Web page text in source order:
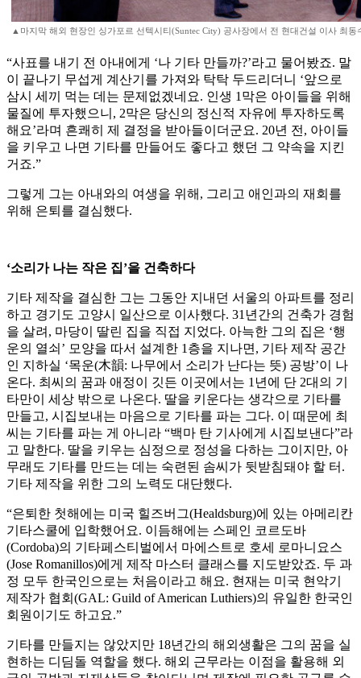
▲마지막 해외 현장인 싱가포르 선텍시티(Suntec City) 공사장에서 전 현대건설 이사 최동
“사표를 내기 전 아내에게 ‘나 기타 만들까?’라고 물어봤죠. 말
이 끝나기 무섭게 계산기를 가져와 탁탁 두드리더니 ‘앞으로
삼시 세끼 먹는 데는 문제없겠네요. 인생 1막은 아이들을 위해
물질에 투자했으니, 2막은 당신의 정신적 자유에 투자하도록
해요’라며 흔쾌히 제 결정을 받아들이더군요. 20년 전, 아이들
을 키우고 나면 기타를 만들어도 좋다고 했던 그 약속을 지킨
거죠.”
그렇게 그는 아내와의 여생을 위해, 그리고 애인과의 재회를
위해 은퇴를 결심했다.
‘소리가 나는 작은 집’을 건축하다
기타 제작을 결심한 그는 그동안 지내던 서울의 아파트를 정리
하고 경기도 고양시 일산으로 이사했다. 31년간의 건축가 경험
을 살려, 마당이 딸린 집을 직접 지었다. 아늑한 그의 집은 ‘행
운의 열쇠’ 모양을 따서 설계한 1층을 지나면, 기타 제작 공간
인 지하실 ‘목운(木韻: 나무에서 소리가 난다는 뜻) 공방’이 나
온다. 최씨의 꿈과 애정이 깃든 이곳에서는 1년에 단 2대의 기
타만이 세상 밖으로 나온다. 딸을 키운다는 생각으로 기타를
만들고, 시집보내는 마음으로 기타를 파는 그다. 이 때문에 최
씨는 기타를 파는 게 아니라 “백마 탄 기사에게 시집보낸다”라
고 말한다. 딸을 키우는 심정으로 정성을 다하는 그이지만, 아
무래도 기타를 만드는 데는 숙련된 솜씨가 뒷받침돼야 할 터.
기타 제작을 위한 그의 노력도 대단했다.
“은퇴한 첫해에는 미국 힐즈버그(Healdsburg)에 있는 아메리칸
기타스쿨에 입학했어요. 이듬해에는 스페인 코르도바
(Cordoba)의 기타페스티벌에서 마에스트로 호세 로마니요스
(Jose Romanillos)에게 제작 마스터 클래스를 지도받았죠. 두 과
정 모두 한국인으로는 처음이라고 해요. 현재는 미국 현악기
제작가 협회(GAL: Guild of American Luthiers)의 유일한 한국인
회원이기도 하고요.”
기타를 만들지는 않았지만 18년간의 해외생활은 그의 꿈을 실
현하는 디딤돌 역할을 했다. 해외 근무라는 이점을 활용해 외